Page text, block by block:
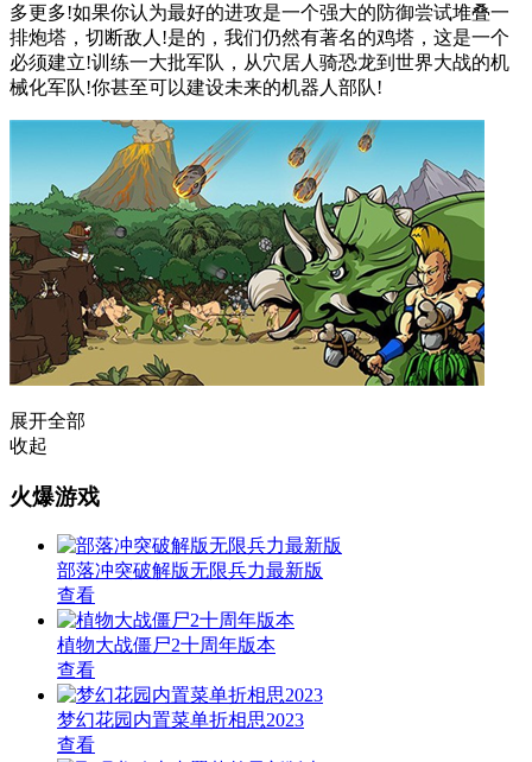
多更多!如果你认为最好的进攻是一个强大的防御尝试堆叠一
排炮塔，切断敌人!是的，我们仍然有著名的鸡塔，这是一个
必须建立!训练一大批军队，从穴居人骑恐龙到世界大战的机
械化军队!你甚至可以建设未来的机器人部队!
展开全部
收起
火爆游戏
部落冲突破解版无限兵力最新版
查看
植物大战僵尸2十周年版本
查看
梦幻花园内置菜单折相思2023
查看